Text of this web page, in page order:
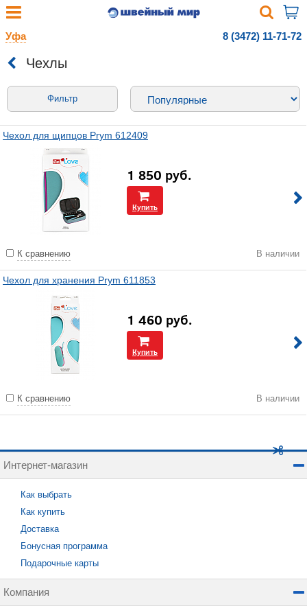
Уфа 8 (3472) 11-71-72
Чехлы
Фильтр
Чехол для щипцов Prym 612409
1 850 руб.
Купить
К сравнению В наличии
Чехол для хранения Prym 611853
1 460 руб.
Купить
К сравнению В наличии
Интернет-магазин
Как выбрать
Как купить
Доставка
Бонусная программа
Подарочные карты
Компания